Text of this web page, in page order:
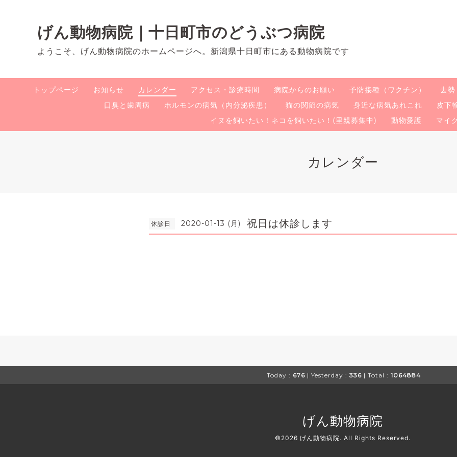
げん動物病院｜十日町市のどうぶつ病院
ようこそ、げん動物病院のホームページへ。新潟県十日町市にある動物病院です
トップページ お知らせ カレンダー アクセス・診療時間 病院からのお願い 予防接種（ワクチン） 去勢
口臭と歯周病
ホルモンの病気（内分泌疾患） 猫の関節の病気 身近な病気あれこれ 皮下
イヌを飼いたい！ネコを飼いたい！(里親募集中)
動物愛護 マイ
カレンダー
休診日 2020-01-13 (月) 祝日は休診します
Today : 676 | Yesterday : 336 | Total : 1064884
げん動物病院
©2026 げん動物病院. All Rights Reserved.